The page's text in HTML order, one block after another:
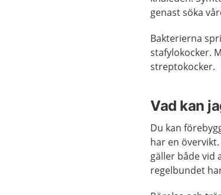
genast söka
Bakterierna
stafylokocker.
streptokocker.
Vad kan
Du kan
har en
gäller både vid
regelbundet